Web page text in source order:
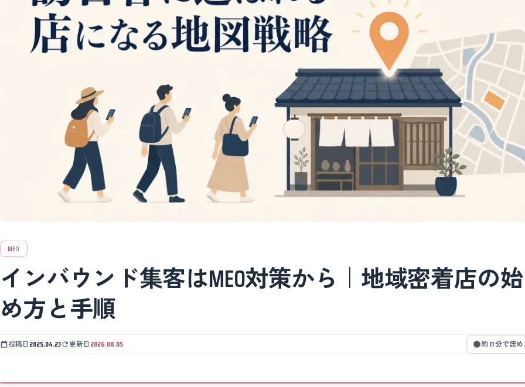
MEO
インバウンド集客はMEO対策から｜地域密着店の始
め方と手順
投稿日2025.04.23 更新日2026.08.05 約 11 分で読